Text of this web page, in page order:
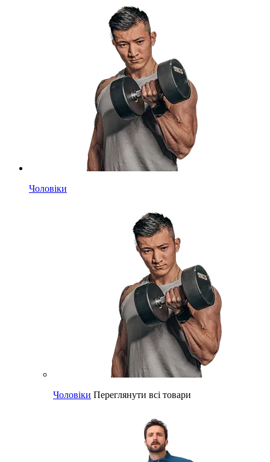
Чоловіки
Чоловіки Переглянути всі товари